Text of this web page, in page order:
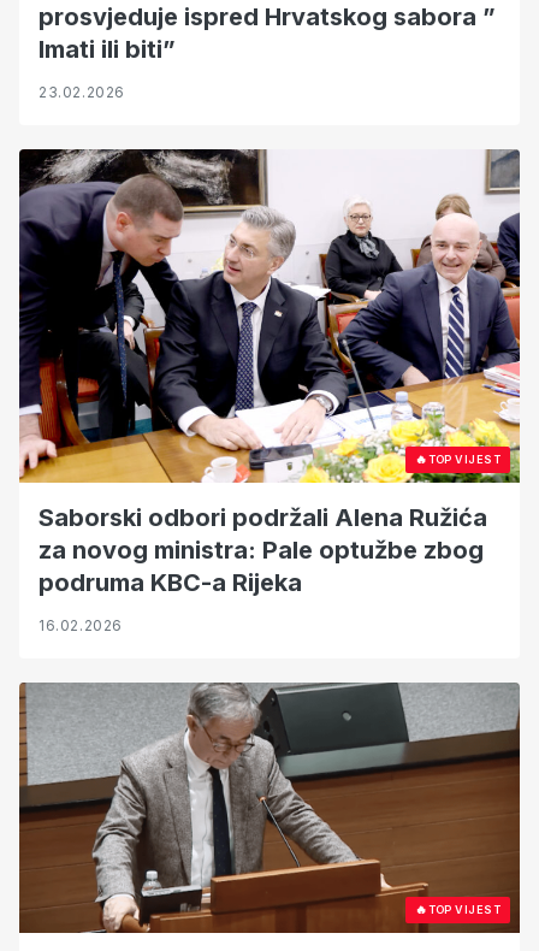
prosvjeduje ispred Hrvatskog sabora ”
Imati ili biti”
23.02.2026
🔥TOP VIJEST
Saborski odbori podržali Alena Ružića
za novog ministra: Pale optužbe zbog
podruma KBC-a Rijeka
16.02.2026
🔥TOP VIJEST